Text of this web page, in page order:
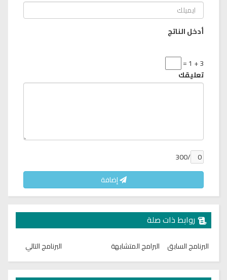
أدخل الناتج
3 + 1 =
تعليقك
/300
إضافة
روابط ذات صلة
البرنامج السابق البرامج المتشابهة البرنامج التالي